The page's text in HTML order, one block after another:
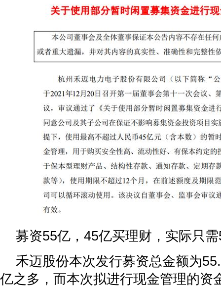
募资55亿，45亿买理财，实际只
禾迈股份本次发行募资总金额为
亿之多，而本次拟进行现金管理的资